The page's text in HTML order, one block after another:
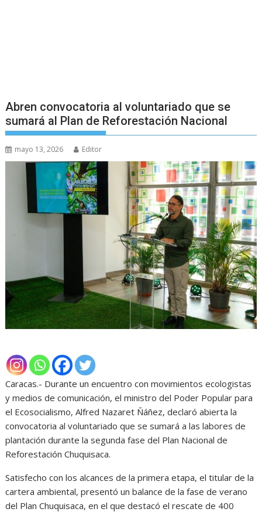
Abren convocatoria al voluntariado que se
sumará al Plan de Reforestación Nacional
mayo 13, 2026 Editor
Caracas.- Durante un encuentro con movimientos ecologistas
y medios de comunicación, el ministro del Poder Popular para
el Ecosocialismo, Alfred Nazaret Ñáñez, declaró abierta la
convocatoria al voluntariado que se sumará a las labores de
plantación durante la segunda fase del Plan Nacional de
Reforestación Chuquisaca.
Satisfecho con los alcances de la primera etapa, el titular de la
cartera ambiental, presentó un balance de la fase de verano
del Plan Chuquisaca, en el que destacó el rescate de 400